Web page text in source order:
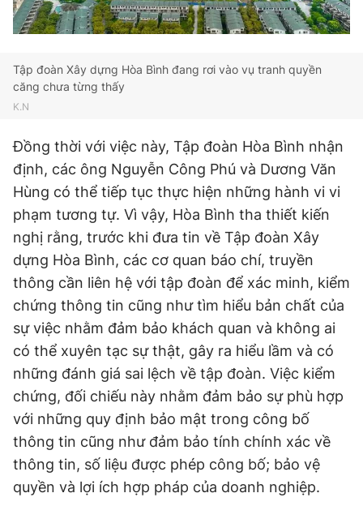
Tập đoàn Xây dựng Hòa Bình đang rơi vào vụ tranh quyền
căng chưa từng thấy
K.N
Đồng thời với việc này, Tập đoàn Hòa Bình nhận
định, các ông Nguyễn Công Phú và Dương Văn
Hùng có thể tiếp tục thực hiện những hành vi vi
phạm tương tự. Vì vậy, Hòa Bình tha thiết kiến
nghị rằng, trước khi đưa tin về Tập đoàn Xây
dựng Hòa Bình, các cơ quan báo chí, truyền
thông cần liên hệ với tập đoàn để xác minh, kiểm
chứng thông tin cũng như tìm hiểu bản chất của
sự việc nhằm đảm bảo khách quan và không ai
có thể xuyên tạc sự thật, gây ra hiểu lầm và có
những đánh giá sai lệch về tập đoàn. Việc kiểm
chứng, đối chiếu này nhằm đảm bảo sự phù hợp
với những quy định bảo mật trong công bố
thông tin cũng như đảm bảo tính chính xác về
thông tin, số liệu được phép công bố; bảo vệ
quyền và lợi ích hợp pháp của doanh nghiệp.